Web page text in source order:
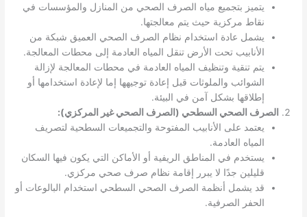
يتميز بتجميع مياه الصرف الصحي من المنازل والمؤسسات في
نقاط مركزية حيث يتم معالجتها.
يشمل عادة استخدام نظام الصرف الصحي العميق شبكة من
الأنابيب تحت الأرض تنقل المياه العادمة إلى محطات المعالجة.
يتم تنقية وتنظيف المياه العادمة في محطات المعالجة لإزالة
الشوائب والملوثات قبل إعادة توجيهها إما لإعادة استخدامها أو
إطلاقها بشكل آمن في البيئة.
الصرف الصحي السطحي (الصرف الصحي غير المركزي):
يعتمد على الأنابيب المفتوحة والتجميعات السطحية لتصريف
المياه العادمة.
يستخدم في المناطق الريفية أو الأماكن التي يكون فيها السكان
قليلين جدًا لا يبرر إقامة نظام صرف صحي مركزي.
قد يشمل أنظمة الصرف الصحي السطحي استخدام البالوعات أو
الحفر الصرفية.